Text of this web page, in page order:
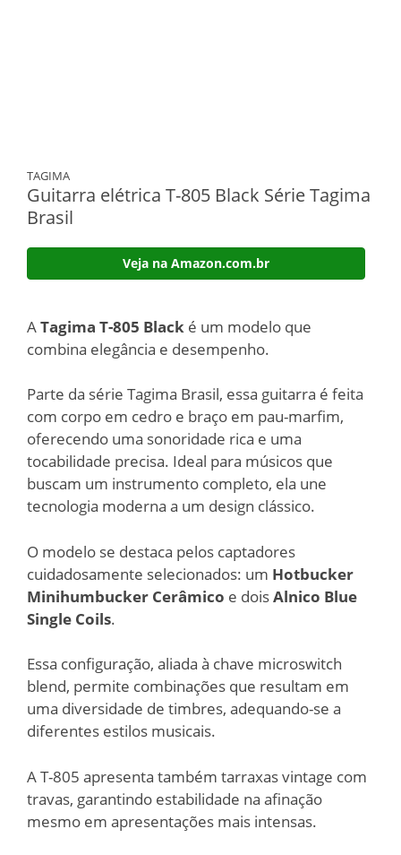
TAGIMA
Guitarra elétrica T-805 Black Série Tagima
Brasil
Veja na Amazon.com.br
ATagima T-805 Black é um modelo que
combina elegância e desempenho.
Parte da série Tagima Brasil, essa guitarra é feita
com corpo em cedro e braço em pau-marfim,
oferecendo uma sonoridade rica e uma
tocabilidade precisa. Ideal para músicos que
buscam um instrumento completo, ela une
tecnologia moderna a um design clássico.
O modelo se destaca pelos captadores
cuidadosamente selecionados: um Hotbucker
Minihumbucker Cerâmico e doisAlnico Blue
Single Coils.
Essa configuração, aliada à chave microswitch
blend, permite combinações que resultam em
uma diversidade de timbres, adequando-se a
diferentes estilos musicais.
A T-805 apresenta também tarraxas vintage com
travas, garantindo estabilidade na afinação
mesmo em apresentações mais intensas.